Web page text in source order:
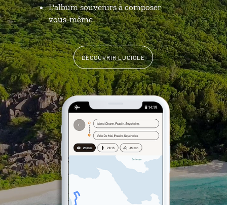
L'album souvenirs à composer
vous-même
DÉCOUVRIR LUCIOLE